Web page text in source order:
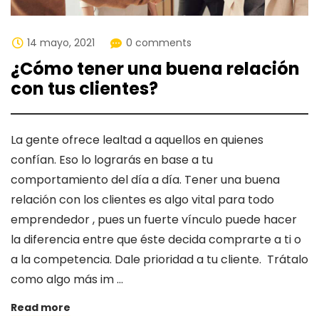
14 mayo, 2021 0 comments
¿Cómo tener una buena relación
con tus clientes?
La gente ofrece lealtad a aquellos en quienes
confían. Eso lo lograrás en base a tu
comportamiento del día a día. Tener una buena
relación con los clientes es algo vital para todo
emprendedor , pues un fuerte vínculo puede hacer
la diferencia entre que éste decida comprarte a ti o
a la competencia. Dale prioridad a tu cliente. Trátalo
como algo más im …
Read more